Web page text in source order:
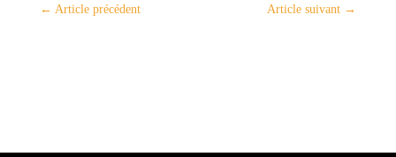
← Article précédent Article suivant →